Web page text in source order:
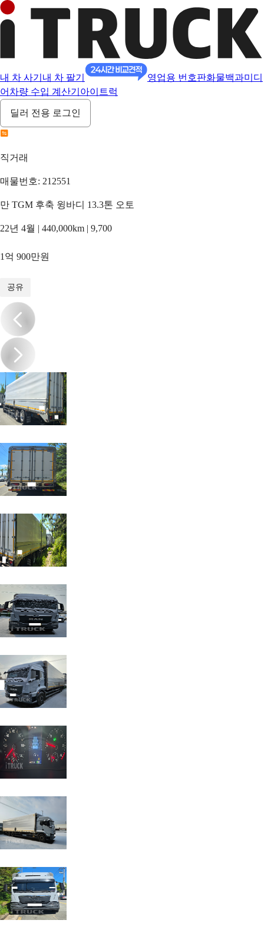
내 차 사기 내 차 팔기 영업용 번호판화물백과미디
어 차량 수입 계산기 아이트럭
딜러 전용 로그인
직거래
매물번호: 212551
만 TGM 후축 윙바디 13.3톤 오토
22년 4월 | 440,000km | 9,700
1억 900만원
공유
/8